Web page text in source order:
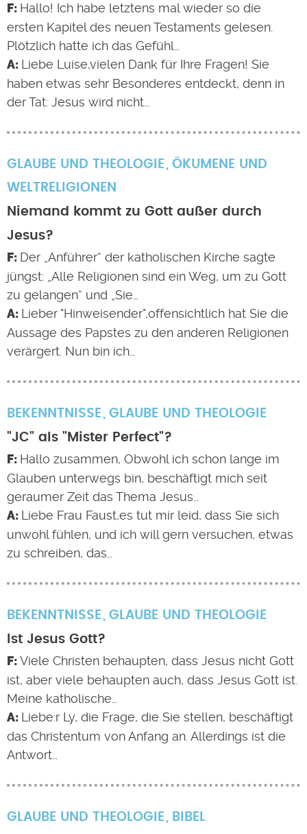
Hallo! Ich habe letztens mal wieder so die
ersten Kapitel des neuen Testaments gelesen.
Plötzlich hatte ich das Gefühl…
Liebe Luise,vielen Dank für Ihre Fragen! Sie
haben etwas sehr Besonderes entdeckt, denn in
der Tat: Jesus wird nicht…
GLAUBE UND THEOLOGIE
ÖKUMENE UND
WELTRELIGIONEN
Niemand kommt zu Gott außer durch
Jesus?
Der „Anführer“ der katholischen Kirche sagte
jüngst: „Alle Religionen sind ein Weg, um zu Gott
zu gelangen“ und „Sie…
Lieber "Hinweisender",offensichtlich hat Sie die
Aussage des Papstes zu den anderen Religionen
verärgert. Nun bin ich…
BEKENNTNISSE
GLAUBE UND THEOLOGIE
"JC" als "Mister Perfect"?
Hallo zusammen, Obwohl ich schon lange im
Glauben unterwegs bin, beschäftigt mich seit
geraumer Zeit das Thema Jesus…
Liebe Frau Faust,es tut mir leid, dass Sie sich
unwohl fühlen, und ich will gern versuchen, etwas
zu schreiben, das…
BEKENNTNISSE
GLAUBE UND THEOLOGIE
Ist Jesus Gott?
Viele Christen behaupten, dass Jesus nicht Gott
ist, aber viele behaupten auch, dass Jesus Gott ist.
Meine katholische…
Liebe:r Ly, die Frage, die Sie stellen, beschäftigt
das Christentum von Anfang an. Allerdings ist die
Antwort…
GLAUBE UND THEOLOGIE
BIBEL